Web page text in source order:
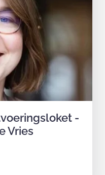
-
Vries